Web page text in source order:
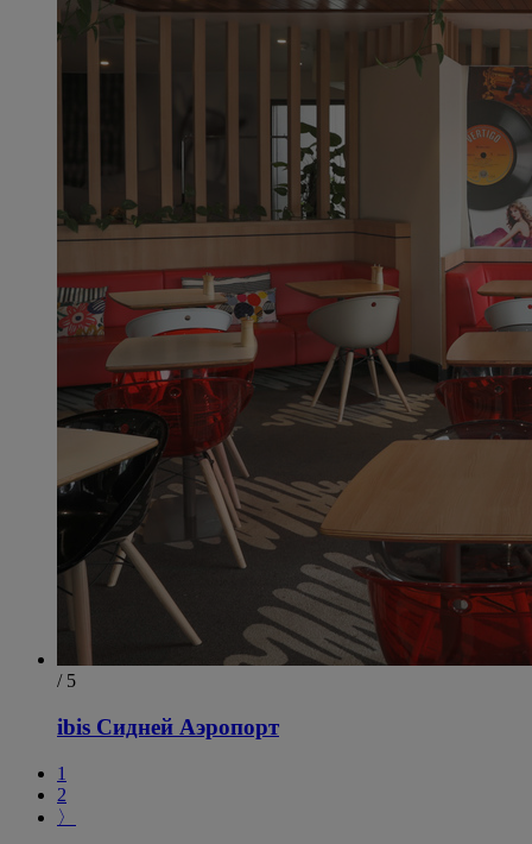
/ 5
ibis Сидней Аэропорт
1
2
〉